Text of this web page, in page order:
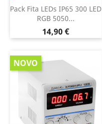
Pack Fita LEDs IP65 300 LED
RGB 5050...
Preço
14,90 €
NOVO